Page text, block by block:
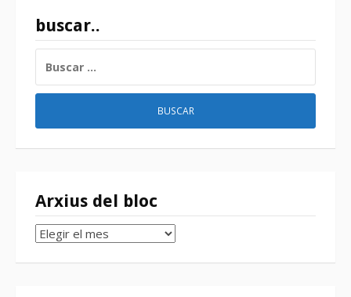
buscar..
Arxius del bloc
Arxius
bloc